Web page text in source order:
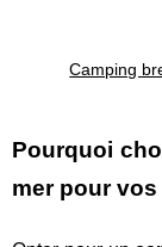
Camping
Pourquoi
mer pour